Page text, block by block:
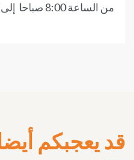
من الساعة 8:00 صباحا إلى 11:00 ليلا.
قد يعجبكم